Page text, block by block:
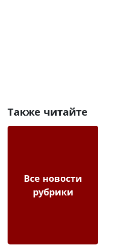
Также читайте
Все новости
рубрики